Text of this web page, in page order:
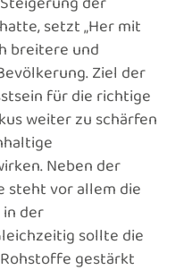
setzt „Her mit
breitere und
Ziel der
für die richtige
weiter zu schärfen
Neben der
steht vor allem die
der
sollte die
gestärkt